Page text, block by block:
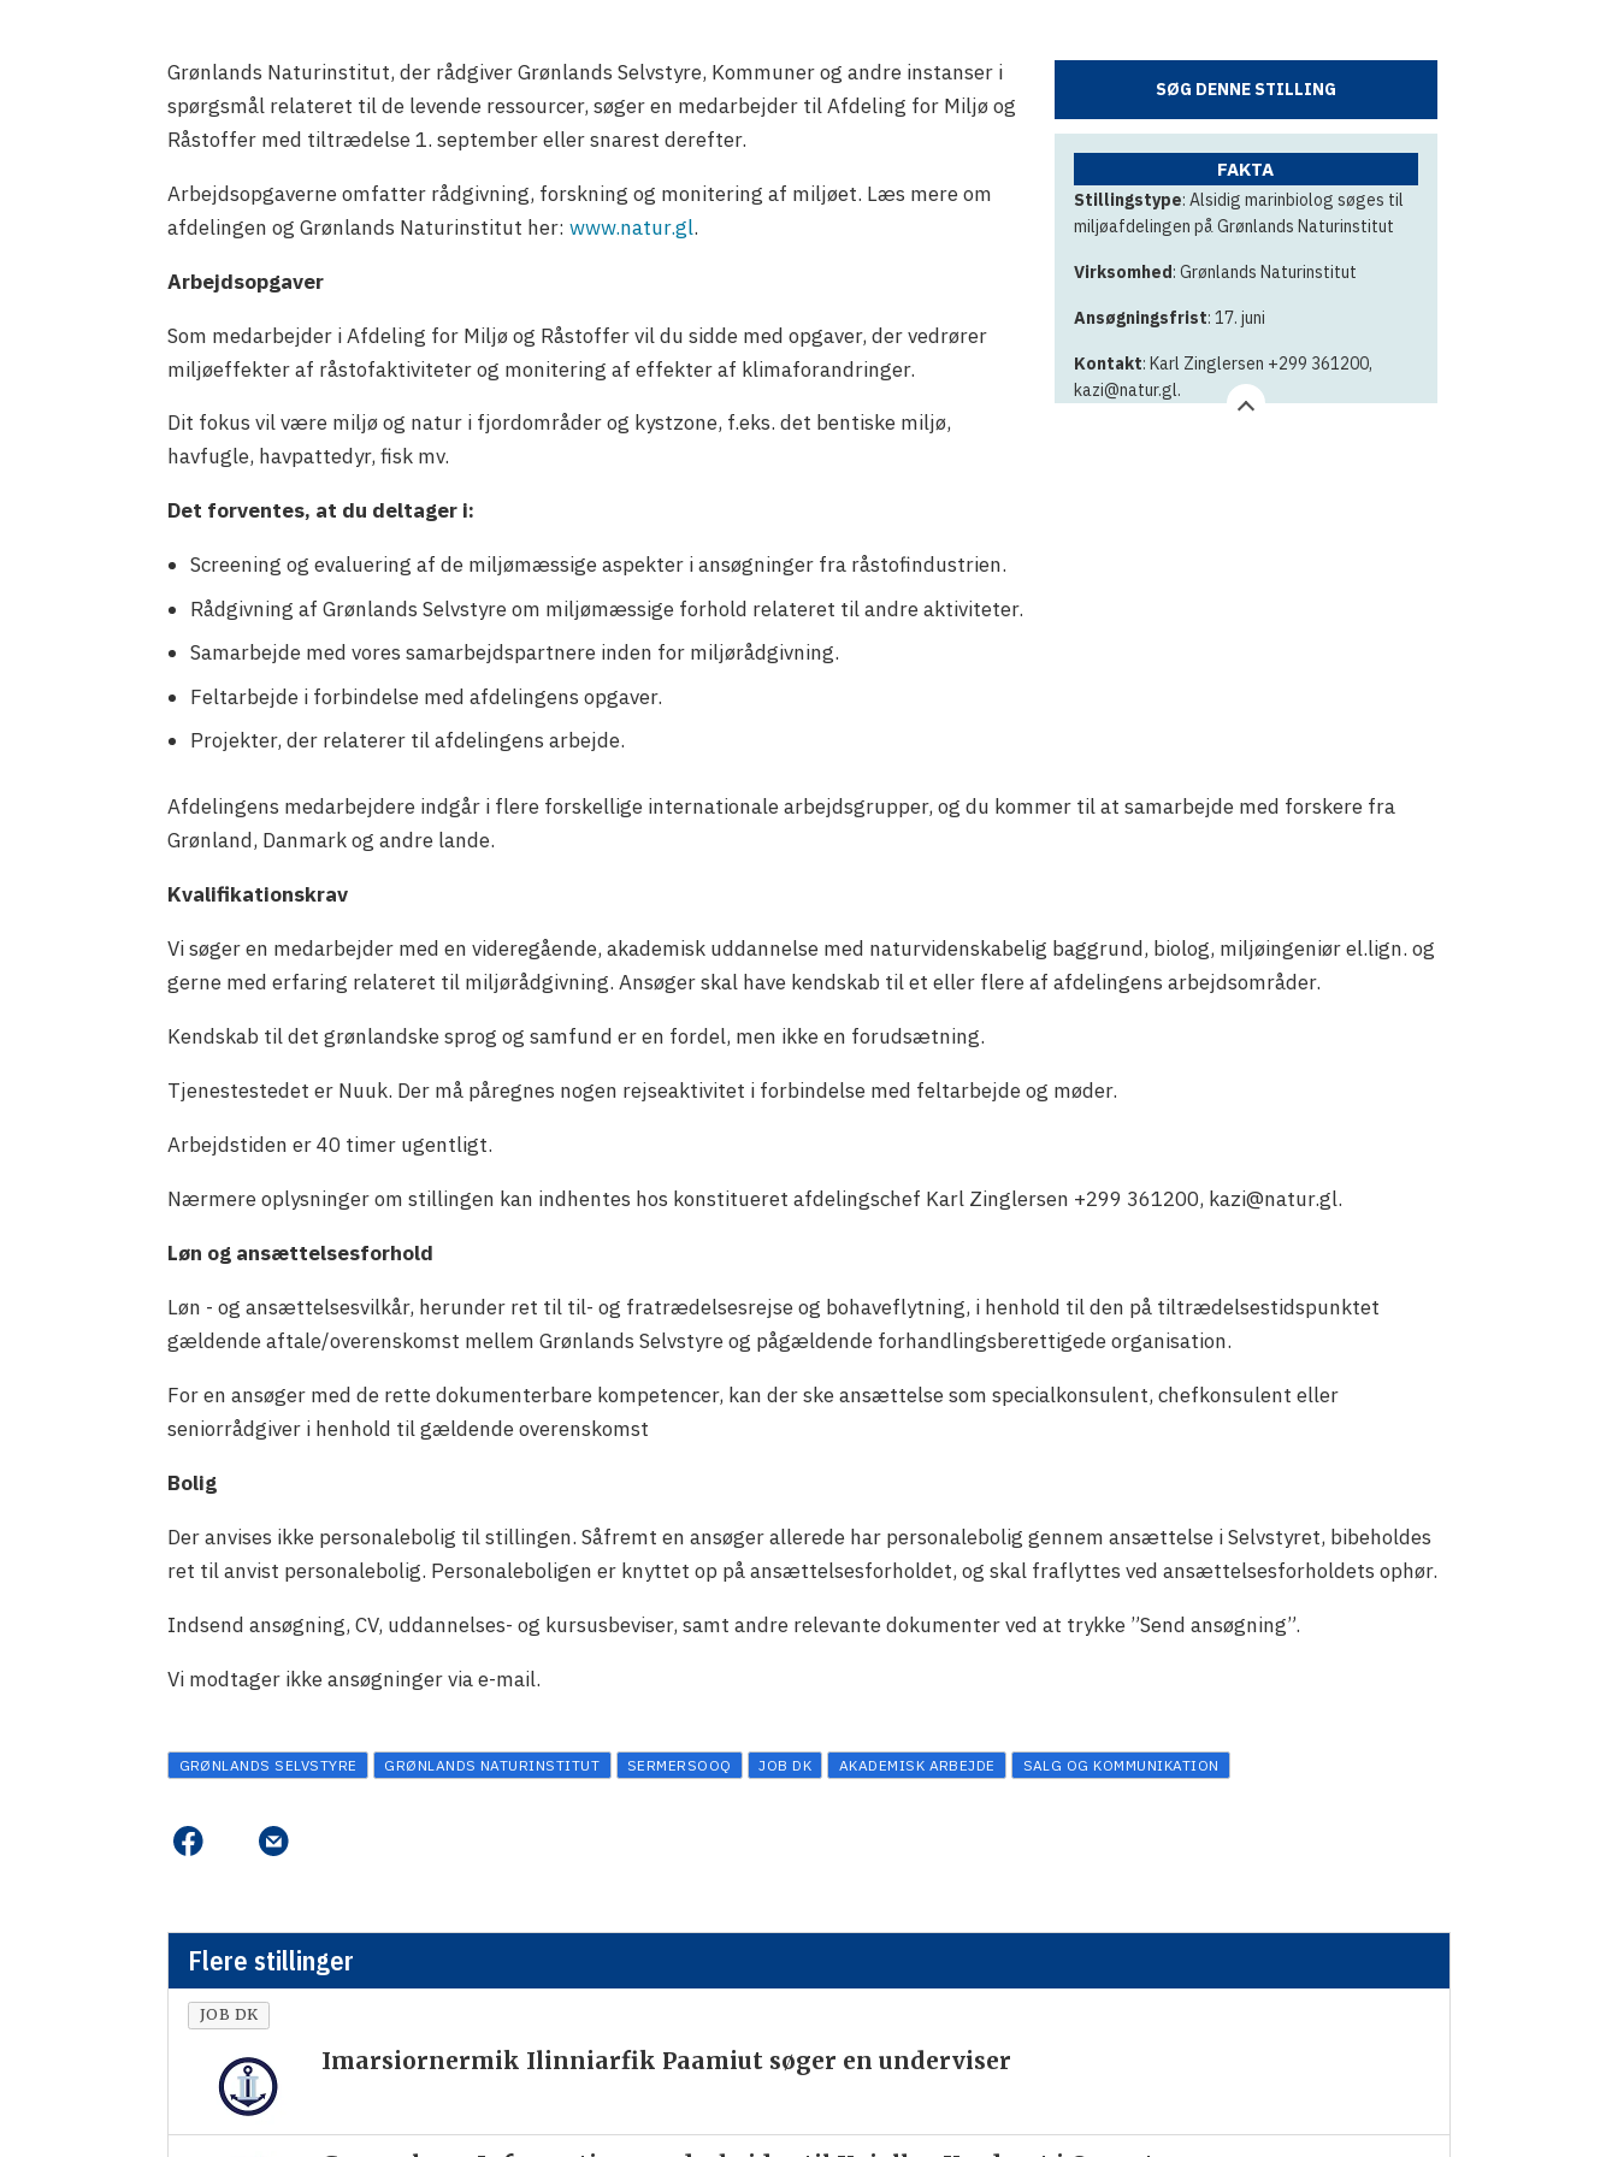
SØG DENNE STILLING
FAKTA
Stillingstype: Alsidig marinbiolog søges til
miljøafdelingen på Grønlands Naturinstitut
Virksomhed : Grønlands Naturinstitut
Ansøgningsfrist: 17. juni
Kontakt: Karl Zinglersen +299 361200,
kazi@natur.gl.
Grønlands Naturinstitut, der rådgiver Grønlands Selvstyre, Kommuner og andre instanser i
spørgsmål relateret til de levende ressourcer, søger en medarbejder til Afdeling for Miljø og
Råstoffer med tiltrædelse 1. september eller snarest derefter.
Arbejdsopgaverne omfatter rådgivning, forskning og monitering af miljøet. Læs mere om
afdelingen og Grønlands Naturinstitut her:www.natur.gl.
Arbejdsopgaver
Som medarbejder i Afdeling for Miljø og Råstoffer vil du sidde med opgaver, der vedrører
miljøeffekter af råstofaktiviteter og monitering af effekter af klimaforandringer.
Dit fokus vil være miljø og natur i fjordområder og kystzone, f.eks. det bentiske miljø,
havfugle, havpattedyr, fisk mv.
Det forventes, at du deltager i:
Screening og evaluering af de miljømæssige aspekter i ansøgninger fra råstofindustrien.
Rådgivning af Grønlands Selvstyre om miljømæssige forhold relateret til andre aktiviteter.
Samarbejde med vores samarbejdspartnere inden for miljørådgivning.
Feltarbejde i forbindelse med afdelingens opgaver.
Projekter, der relaterer til afdelingens arbejde.
Afdelingens medarbejdere indgår i flere forskellige internationale arbejdsgrupper, og du kommer til at samarbejde med forskere fra
Grønland, Danmark og andre lande.
Kvalifikationskrav
Vi søger en medarbejder med en videregående, akademisk uddannelse med naturvidenskabelig baggrund, biolog, miljøingeniør el.lign. og
gerne med erfaring relateret til miljørådgivning. Ansøger skal have kendskab til et eller flere af afdelingens arbejdsområder.
Kendskab til det grønlandske sprog og samfund er en fordel, men ikke en forudsætning.
Tjenestestedet er Nuuk. Der må påregnes nogen rejseaktivitet i forbindelse med feltarbejde og møder.
Arbejdstiden er 40 timer ugentligt.
Nærmere oplysninger om stillingen kan indhentes hos konstitueret afdelingschef Karl Zinglersen +299 361200, kazi@natur.gl.
Løn og ansættelsesforhold
Løn - og ansættelsesvilkår, herunder ret til til- og fratrædelsesrejse og bohaveflytning, i henhold til den på tiltrædelsestidspunktet
gældende aftale/overenskomst mellem Grønlands Selvstyre og pågældende forhandlingsberettigede organisation.
For en ansøger med de rette dokumenterbare kompetencer, kan der ske ansættelse som specialkonsulent, chefkonsulent eller
seniorrådgiver i henhold til gældende overenskomst
Bolig
Der anvises ikke personalebolig til stillingen. Såfremt en ansøger allerede har personalebolig gennem ansættelse i Selvstyret, bibeholdes
ret til anvist personalebolig. Personaleboligen er knyttet op på ansættelsesforholdet, og skal fraflyttes ved ansættelsesforholdets ophør.
Indsend ansøgning, CV, uddannelses- og kursusbeviser, samt andre relevante dokumenter ved at trykke ”Send ansøgning”.
Vi modtager ikke ansøgninger via e-mail.
GRØNLANDS SELVSTYRE GRØNLANDS NATURINSTITUT SERMERSOOQ JOB DK AKADEMISK ARBEJDE SALG OG KOMMUNIKATION
Flere stillinger
JOB DK
Imarsiornermik Ilinniarfik Paamiut søger en underviser